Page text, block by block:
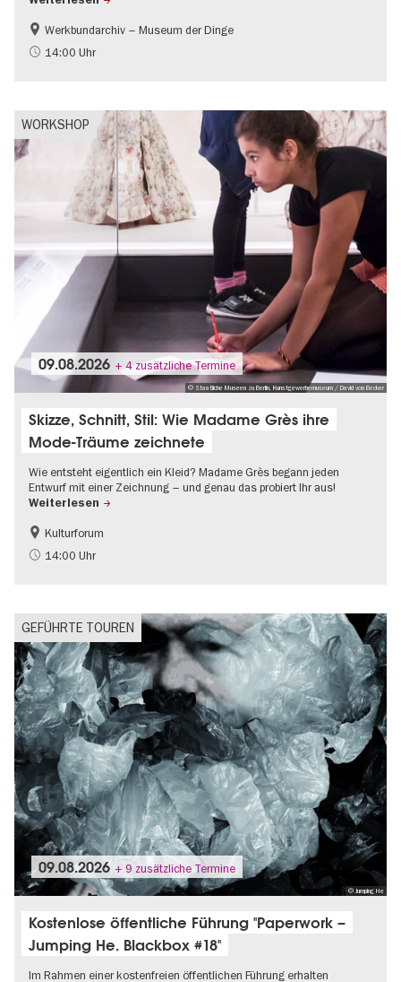
Führung im Museum
Kinder
Werkbundarchiv – Museum der Dinge
14:00 Uhr
WORKSHOP
© Staatliche Museen zu Berlin, Kunstgewerbemuseum / David von Becker
09.08.2026 + 4 zusätzliche Termine
Skizze, Schnitt, Stil: Wie Madame Grès ihre
Mode-Träume zeichnete
Wie entsteht eigentlich ein Kleid? Madame Grès begann jeden
Entwurf mit einer Zeichnung – und genau das probiert Ihr aus!
Weiterlesen
Mode und Design
Teenager
Kulturforum
14:00 Uhr
GEFÜHRTE TOUREN
© Jumping He
09.08.2026 + 9 zusätzliche Termine
Kostenlose öffentliche Führung "Paperwork –
Jumping He. Blackbox #18"
Im Rahmen einer kostenfreien öffentlichen Führung erhalten